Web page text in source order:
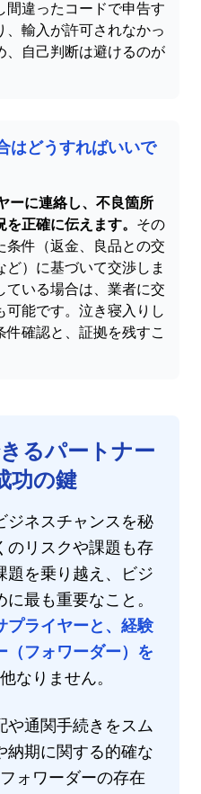
間違ったコードで申告す
、輸入が許可されなかっ
、自己判断は避けるのが
はどうすればいいで
ーに連絡し、不良箇所
正確に伝えます。 その
条件（返金、良品との交
）に基づいて交渉しま
ている場合は、業者に交
可能です。泣き寝入りし
確認と、証拠を残すこ
るパートナー
功の鍵
ジネスチャンスを秘
のリスクや課題も存
題を乗り越え、ビジ
最も重要なこと。
プライヤーと、経験
（フォワーダー）を
なりません。
や通関手続きをスム
納期に関する的確な
ォワーダーの存在